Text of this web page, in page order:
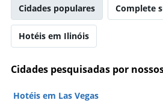
Cidades populares Complete
Hotéis em Ilinóis
Cidades pesquisadas por
Hotéis em Las Vegas